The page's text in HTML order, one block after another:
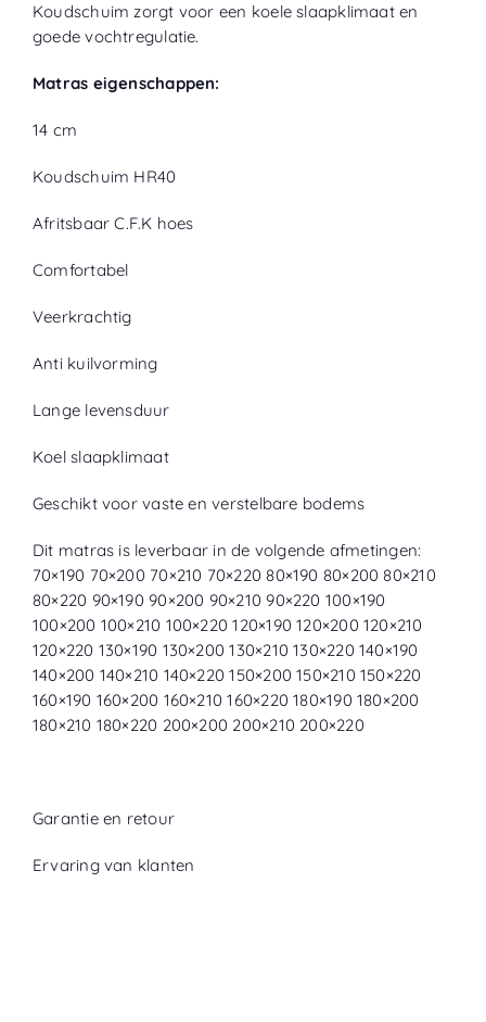
Koudschuim zorgt voor een koele slaapklimaat en
goede vochtregulatie.
Matras eigenschappen:
14 cm
Koudschuim HR40
Afritsbaar C.F.K hoes
Comfortabel
Veerkrachtig
Anti kuilvorming
Lange levensduur
Koel slaapklimaat
Geschikt voor vaste en verstelbare bodems
Dit matras is leverbaar in de volgende afmetingen:
70×190 70×200 70×210 70×220 80×190 80×200 80×210
80×220 90×190 90×200 90×210 90×220 100×190
100×200 100×210 100×220 120×190 120×200 120×210
120×220 130×190 130×200 130×210 130×220 140×190
140×200 140×210 140×220 150×200 150×210 150×220
160×190 160×200 160×210 160×220 180×190 180×200
180×210 180×220 200×200 200×210 200×220
Garantie en retour
Ervaring van klanten